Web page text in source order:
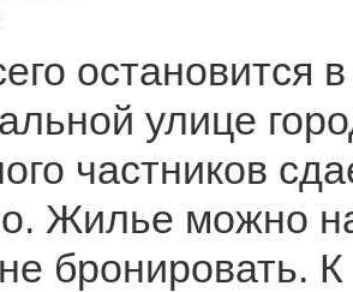
остановится
улице
частников
Жилье можно
бронировать.